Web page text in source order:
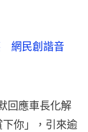
網民創諧音
回應車長化解
你」，引來逾